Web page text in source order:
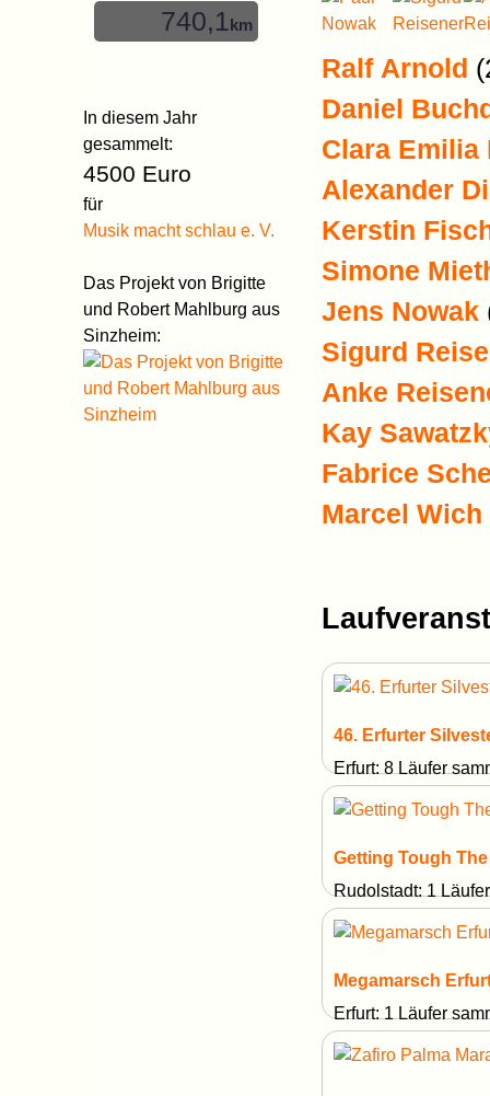
740,1km
In diesem Jahr
gesammelt:
4500 Euro
für
Musik macht schlau e. V.
Das Projekt von Brigitte
und Robert Mahlburg aus
Sinzheim:
Ralf Arnold
Daniel
Clara Emilia
Alexander
Kerstin
Simone
Jens Nowak
Sigurd
Anke
Kay
Fabrice
Marcel Wich
46. Erfurter
Erfurt: 8 Läufer
Getting Tough
Rudolstadt: 1
Megamarsch
Erfurt: 1 Läufer